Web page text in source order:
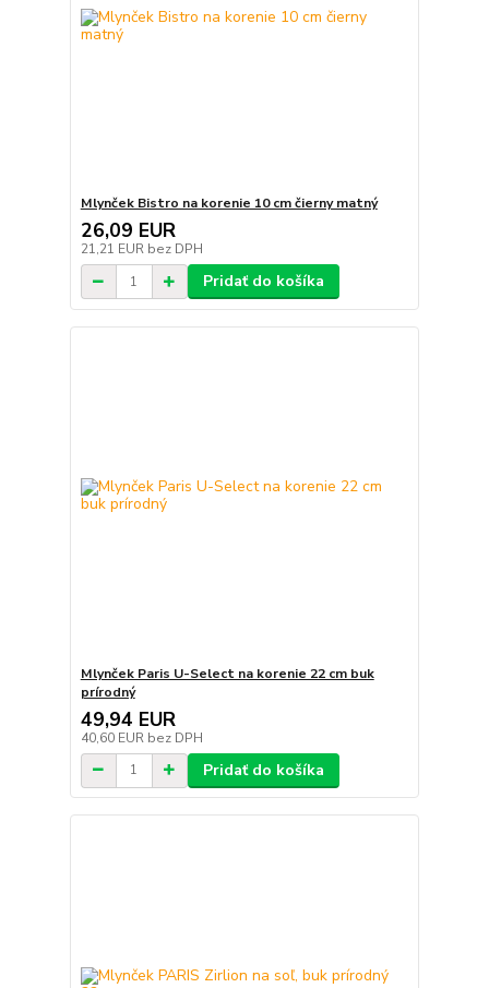
Mlynček Bistro na korenie 10 cm čierny matný
26,09 EUR
21,21 EUR bez DPH
Pridať do košíka
Mlynček Paris U-Select na korenie 22 cm buk
prírodný
49,94 EUR
40,60 EUR bez DPH
Pridať do košíka